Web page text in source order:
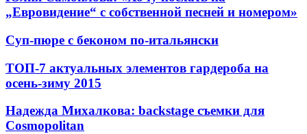
„Евровидение“ с собственной песней и номером»
Суп-пюре с беконом по-итальянски
ТОП-7 актуальных элементов гардероба на
осень-зиму 2015
Надежда Михалкова: backstage съемки для
Cosmopolitan